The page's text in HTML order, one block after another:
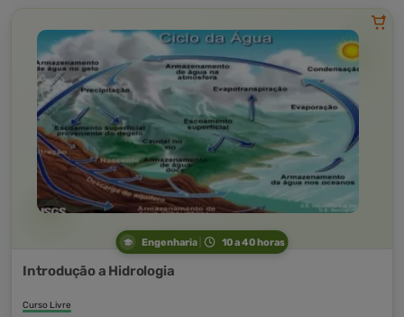
Engenharia 10 a 40 horas
Introdução a Hidrologia
Curso Livre